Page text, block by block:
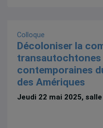
Colloque
Décoloniser la
contemporaines
des Amériques
Jeudi 22 mai 2025,